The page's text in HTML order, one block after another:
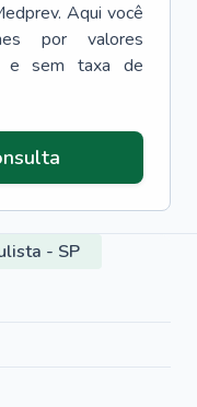
Aqui você
por valores
e sem taxa de
- SP